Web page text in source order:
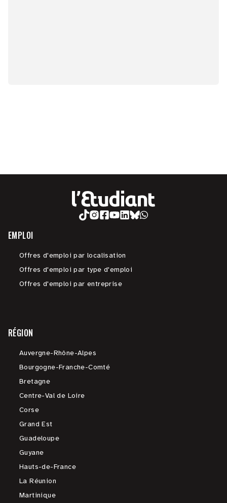
EMPLOI
Offres d'emploi par localisation
Offres d'emploi par type d'emploi
Offres d'emploi par entreprise
RÉGION
Auvergne-Rhône-Alpes
Bourgogne-Franche-Comté
Bretagne
Centre-Val de Loire
Corse
Grand Est
Guadeloupe
Guyane
Hauts-de-France
La Réunion
Martinique